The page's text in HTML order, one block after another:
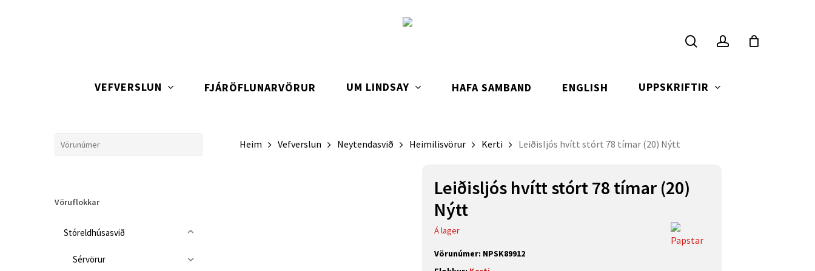
VEFVERSLUN FJÁRÖFLUNARVÖRUR UM LINDSAY HAFA SAMBAND ENGLISH UPPSKRIFTIR
Vöruflokkar
Stóreldhúsasvið
Sérvörur
Heim Vefverslun Neytendasvið Heimilisvörur Kerti Leiðisljós hvítt stórt 78 tímar (20) Nýtt
Leiðisljós hvítt stórt 78 tímar (20)
Nýtt
Á lager
Vörunúmer: NPSK89912